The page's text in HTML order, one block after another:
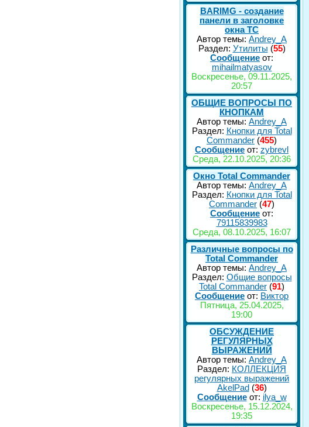
BARIMG - создание
панели в заголовке
окна TC
Автор темы: Andrey_A
Раздел: Утилиты (55)
Сообщение от:
mihailmatyasov
Воскресенье, 09.11.2025,
20:57
ОБЩИЕ ВОПРОСЫ ПО
КНОПКАМ
Автор темы: Andrey_A
Раздел: Кнопки для Total
Commander (455)
Сообщение от: zybrevl
Среда, 22.10.2025, 20:36
Окно Total Commander
Автор темы: Andrey_A
Раздел: Кнопки для Total
Commander (47)
Сообщение от:
79115839983
Среда, 08.10.2025, 16:07
Различные вопросы по
Total Commander
Автор темы: Andrey_A
Раздел: Общие вопросы
Total Commander (91)
Сообщение от: Виктор
Пятница, 25.04.2025,
19:00
ОБСУЖДЕНИЕ
РЕГУЛЯРНЫХ
ВЫРАЖЕНИЙ
Автор темы: Andrey_A
Раздел: КОЛЛЕКЦИЯ
регулярных выражений
AkelPad (36)
Сообщениеот: ilya_w
Воскресенье, 15.12.2024,
19:35